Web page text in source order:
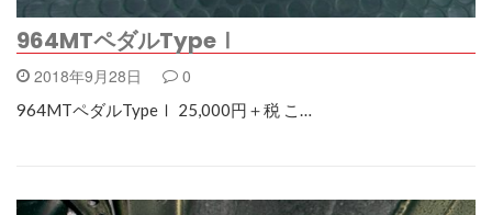
964MTペダルTypeⅠ
2018年9月28日 0
964MTペダルTypeⅠ 25,000円＋税 こ…